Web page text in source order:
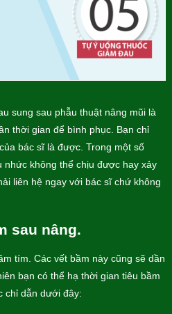
sung sau phẫu thuật nâng mũi là
thời gian để bình phục. Bạn chỉ
bác sĩ là được. Trong một số
không thể chịu được hay xảy
liên hệ ngay với bác sĩ chứ không
sau nâng.
tím. Các vết bầm này cũng sẽ dần
bạn có thể hạ thời gian tiêu bầm
chỉ dẫn dưới đây: